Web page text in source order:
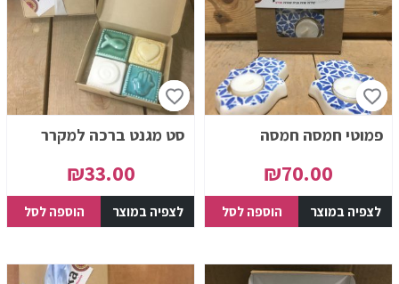
פמוטי חמסה חמסה
₪70.00
לצפיה במוצר הוספה לסל
סט מגנט ברכה למקרר
₪33.00
לצפיה במוצר הוספה לסל